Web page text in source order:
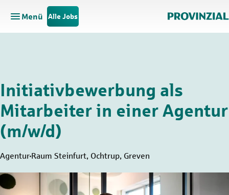
Zum Hauptinhalt springen
Zur Navigation springen
Menü
Hauptnavigation öffnen
Alle Jobs
Initiativbewerbung als
Mitarbeiter in einer Agentur
(m/w/d)
Agentur Raum Steinfurt, Ochtrup, Greven